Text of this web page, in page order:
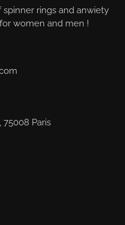
rings and anwiety
women and men !
Paris